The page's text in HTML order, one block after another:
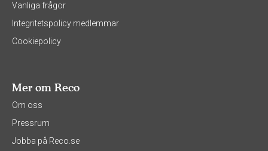
Vanliga frågor
Integritetspolicy medlemmar
Cookiepolicy
Mer om Reco
Om oss
Pressrum
Jobba på Reco.se